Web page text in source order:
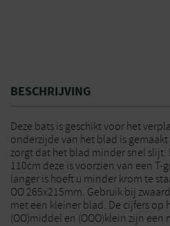
BESCHRIJVING
Deze bats is geschikt voor het
onderzijde van het blad is
zorgt dat het blad minder snel slijt.
110cm deze is voorzien van een
langer is hoeft u minder krom te
OO 265x215mm. Gebruik bij
met een kleiner blad. De cijfers op
(OO)middel en (OOO)klein zijn